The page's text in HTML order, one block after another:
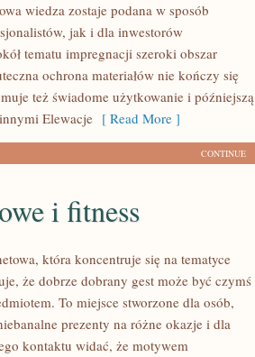
wiedza zostaje podana w sposób
jak i dla inwestorów
tematu impregnacji szeroki obszar
ochrona materiałów nie kończy się
też świadome użytkowanie i późniejszą
Elewacje [ Read More ]
CONTINUE
i fitness
która koncentruje się na tematyce
że dobrze dobrany gest może być czymś
To miejsce stworzone dla osób,
prezenty na różne okazje i dla
kontaktu widać, że motywem